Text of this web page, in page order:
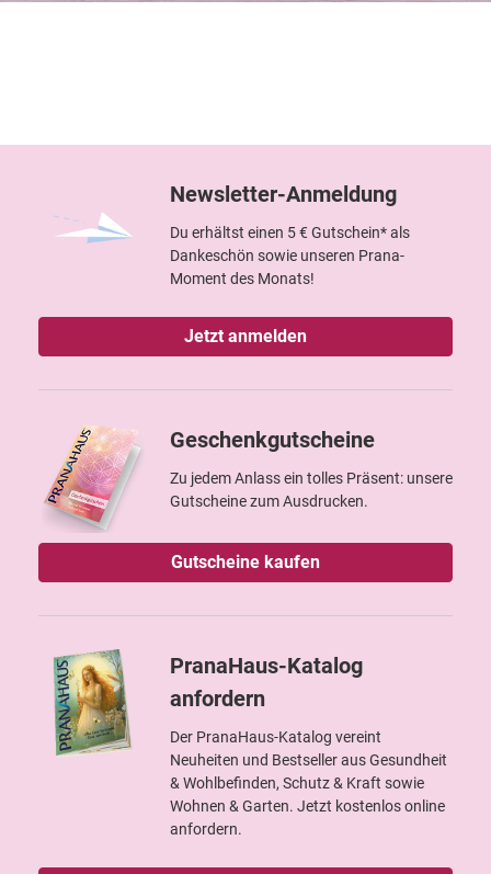
Newsletter-Anmeldung
Du erhältst einen 5 € Gutschein* als
Dankeschön sowie unseren Prana-
Moment des Monats!
Jetzt anmelden
Geschenkgutscheine
Zu jedem Anlass ein tolles Präsent: unsere
Gutscheine zum Ausdrucken.
Gutscheine kaufen
PranaHaus-Katalog
anfordern
Der PranaHaus-Katalog vereint
Neuheiten und Bestseller aus Gesundheit
& Wohlbefinden, Schutz & Kraft sowie
Wohnen & Garten. Jetzt kostenlos online
anfordern.